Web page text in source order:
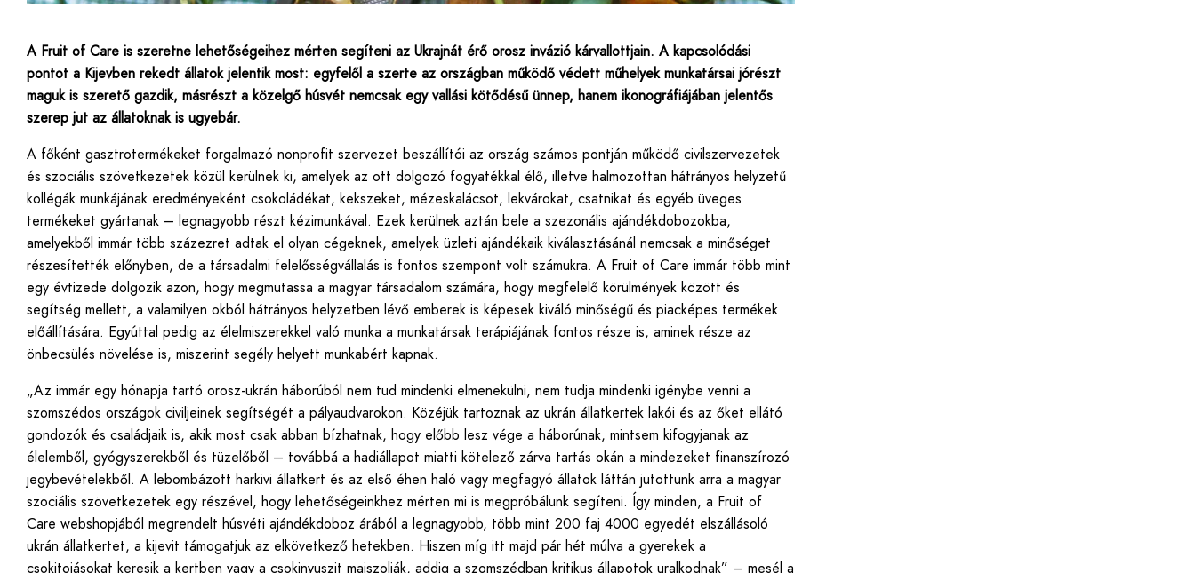
A Fruit of Care is szeretne lehetőségeihez mérten segíteni az Ukrajnát érő orosz invázió kárvallottjain. A kapcsolódási
pontot a Kijevben rekedt állatok jelentik most: egyfelől a szerte az országban működő védett műhelyek munkatársai jórészt
maguk is szerető gazdik, másrészt a közelgő húsvét nemcsak egy vallási kötődésű ünnep, hanem ikonográfiájában jelentős
szerep jut az állatoknak is ugyebár.
A főként gasztrotermékeket forgalmazó nonprofit szervezet beszállítói az ország számos pontján működő civilszervezetek
és szociális szövetkezetek közül kerülnek ki, amelyek az ott dolgozó fogyatékkal élő, illetve halmozottan hátrányos helyzetű
kollégák munkájának eredményeként csokoládékat, kekszeket, mézeskalácsot, lekvárokat, csatnikat és egyéb üveges
termékeket gyártanak – legnagyobb részt kézimunkával. Ezek kerülnek aztán bele a szezonális ajándékdobozokba,
amelyekből immár több százezret adtak el olyan cégeknek, amelyek üzleti ajándékaik kiválasztásánál nemcsak a minőséget
részesítették előnyben, de a társadalmi felelősségvállalás is fontos szempont volt számukra. A Fruit of Care immár több mint
egy évtizede dolgozik azon, hogy megmutassa a magyar társadalom számára, hogy megfelelő körülmények között és
segítség mellett, a valamilyen okból hátrányos helyzetben lévő emberek is képesek kiváló minőségű és piacképes termékek
előállítására. Egyúttal pedig az élelmiszerekkel való munka a munkatársak terápiájának fontos része is, aminek része az
önbecsülés növelése is, miszerint segély helyett munkabért kapnak.
„Az immár egy hónapja tartó orosz-ukrán háborúból nem tud mindenki elmenekülni, nem tudja mindenki igénybe venni a
szomszédos országok civiljeinek segítségét a pályaudvarokon. Közéjük tartoznak az ukrán állatkertek lakói és az őket ellátó
gondozók és családjaik is, akik most csak abban bízhatnak, hogy előbb lesz vége a háborúnak, mintsem kifogyjanak az
élelemből, gyógyszerekből és tüzelőből – továbbá a hadiállapot miatti kötelező zárva tartás okán a mindezeket finanszírozó
jegybevételekből. A lebombázott harkivi állatkert és az első éhen haló vagy megfagyó állatok láttán jutottunk arra a magyar
szociális szövetkezetek egy részével, hogy lehetőségeinkhez mérten mi is megpróbálunk segíteni. Így minden, a Fruit of
Care webshopjából megrendelt húsvéti ajándékdoboz árából a legnagyobb, több mint 200 faj 4000 egyedét elszállásoló
ukrán állatkertet, a kijevit támogatjuk az elkövetkező hetekben. Hiszen míg itt majd pár hét múlva a gyerekek a
csokitojásokat keresik a kertben vagy a csokinyuszit majszolják, addig a szomszédban kritikus állapotok uralkodnak” – mesél a